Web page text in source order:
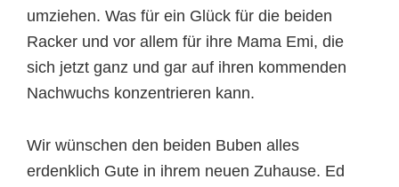
umziehen. Was für ein Glück für die beiden
Racker und vor allem für ihre Mama Emi, die
sich jetzt ganz und gar auf ihren kommenden
Nachwuchs konzentrieren kann.
Wir wünschen den beiden Buben alles
erdenklich Gute in ihrem neuen Zuhause. Ed